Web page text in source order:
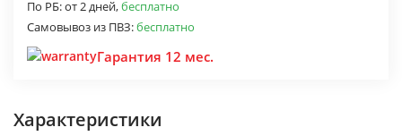
По РБ:от 2 дней,бесплатно
Самовывоз из ПВЗ:бесплатно
Гарантия 12 мес.
Характеристики